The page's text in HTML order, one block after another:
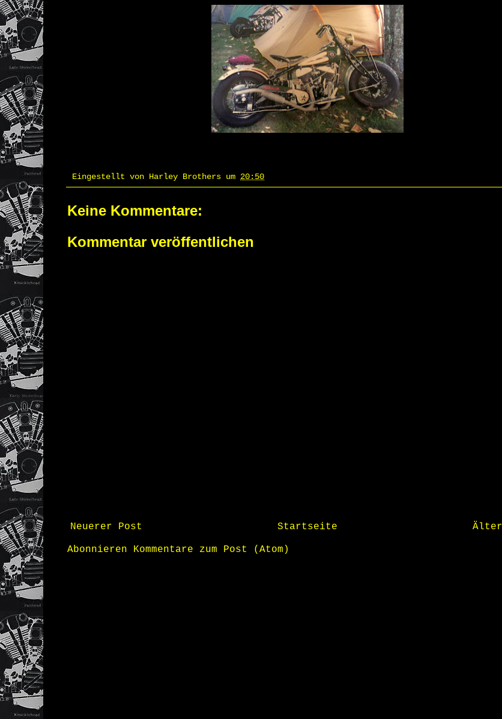
Eingestellt von Harley Brothers um 20:50
Keine Kommentare:
Kommentar veröffentlichen
Neuerer Post Startseite
Abonnieren Kommentare zum Post (Atom)